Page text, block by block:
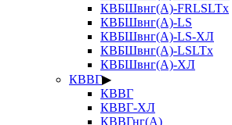
КВБШвнг(А)-FRLSLTx
КВБШвнг(А)-LS
КВБШвнг(А)-LS-ХЛ
КВБШвнг(А)-LSLTx
КВБШвнг(А)-ХЛ
КВВГ▶
КВВГ
КВВГ-ХЛ
КВВГнг(А)